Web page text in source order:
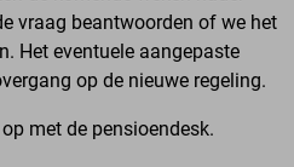
vraag beantwoorden of we het
Het eventuele aangepaste
op de nieuwe regeling.
op met de pensioendesk.